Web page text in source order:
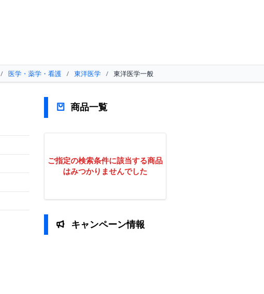
/ 医学・薬学・看護 / 東洋医学 / 東洋医学一般
商品一覧
ご指定の検索条件に該当する商品
はみつかりませんでした
キャンペーン情報